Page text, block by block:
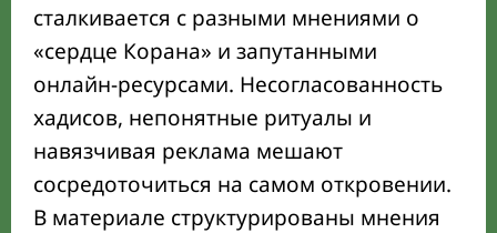
Когда уместно читать Ясин и какие
намерения считаются правильными
Практическое руководство по чтению и
слушанию суры Ясин
Текст суры Ясин полностью: арабский,
транслитерация и русский перевод
сталкивается с разными мнениями о
«сердце Корана» и запутанными
онлайн-ресурсами. Несогласованность
хадисов, непонятные ритуалы и
навязчивая реклама мешают
сосредоточиться на самом откровении.
В материале структурированы мнения